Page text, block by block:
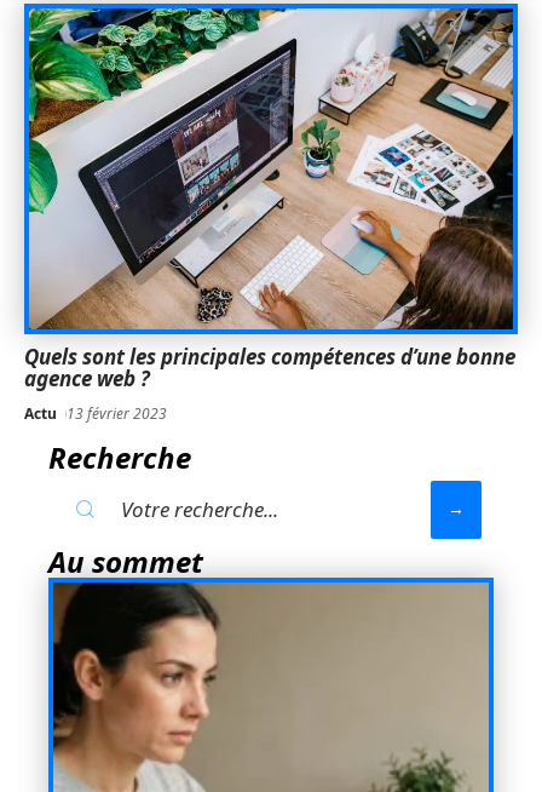
Quels sont les principales compétences d’une bonne
agence web ?
Actu 13 février 2023
Recherche
Au sommet